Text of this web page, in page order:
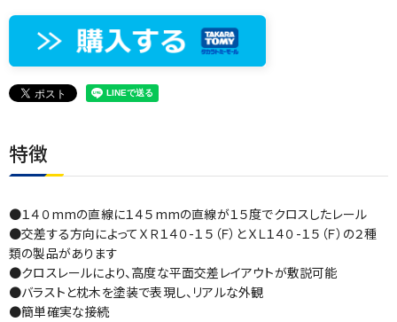
特徴
●１４０mmの直線に１４５mmの直線が１５度でクロスしたレール
●交差する方向によってＸＲ１４０-１５（Ｆ）とＸＬ１４０-１５（Ｆ）の２種
類の製品があります
●クロスレールにより、高度な平面交差レイアウトが敷説可能
●バラストと枕木を塗装で表現し、リアルな外観
●簡単確実な接続